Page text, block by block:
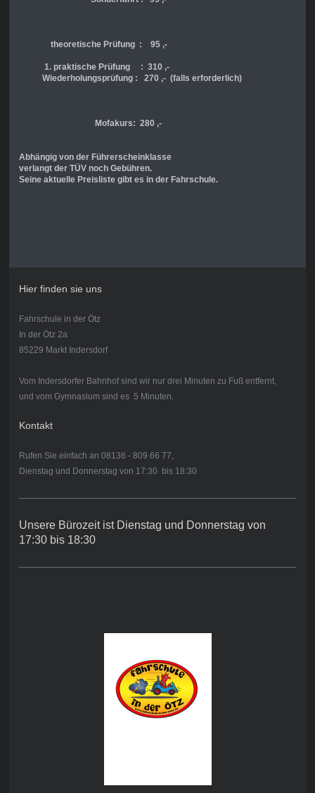
theoretische Prüfung : 95 ,-
1. praktische Prüfung : 310 ,-
Wiederholungsprüfung : 270 ,- (falls erforderlich)
Mofakurs: 280 ,-
Abhängig von der Führerscheinklasse
verlangt der TÜV noch Gebühren.
Seine aktuelle Preisliste gibt es in der Fahrschule.
Hier finden sie uns
Fahrschule in der Ötz
In der Ötz 2a
85229 Markt Indersdorf
Vom Indersdorfer Bahnhof sind wir nur drei Minuten zu Fuß entfernt,
und vom Gymnasium sind es 5 Minuten.
Kontakt
Rufen Sie einfach an 08136 - 809 66 77,
Dienstag und Donnerstag von 17:30 bis 18:30
Unsere Bürozeit ist Dienstag und Donnerstag von
17:30 bis 18:30